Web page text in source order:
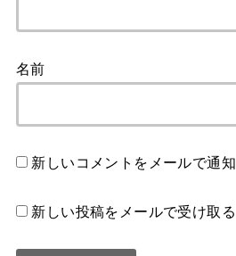
名前
新しいコメントをメールで通知
新しい投稿をメールで受け取る